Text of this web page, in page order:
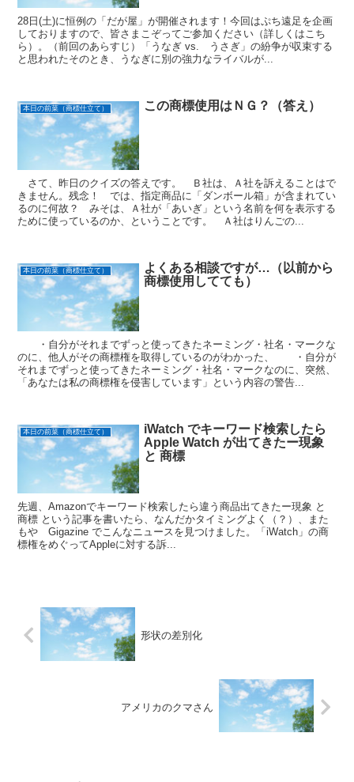
28日(土)に恒例の「だが屋」が開催されます！今回はぷち遠足を企画
しておりますので、皆さまこぞってご参加ください（詳しくはこち
ら）。（前回のあらすじ）「うなぎ vs. うさぎ」の紛争が収束する
と思われたそのとき、うなぎに別の強力なライバルが...
本日の前菜（商標仕立て） この商標使用はＮＧ？（答え）
さて、昨日のクイズの答えです。 Ｂ社は、Ａ社を訴えることはで
きません。残念！ では、指定商品に「ダンボール箱」が含まれてい
るのに何故？ みそは、Ａ社が「あいぎ」という名前を何を表示する
ために使っているのか、ということです。 Ａ社はりんごの...
本日の前菜（商標仕立て）
よくある相談ですが…（以前から
商標使用してても）
・自分がそれまでずっと使ってきたネーミング・社名・マークな
のに、他人がその商標権を取得しているのがわかった、 ・自分が
それまでずっと使ってきたネーミング・社名・マークなのに、突然、
「あなたは私の商標権を侵害しています」という内容の警告...
本日の前菜（商標仕立て）
iWatch でキーワード検索したら
Apple Watch が出てきたー現象
と 商標
先週、Amazonでキーワード検索したら違う商品出てきたー現象 と
商標 という記事を書いたら、なんだかタイミングよく（？）、また
もや Gigazine でこんなニュースを見つけました。「iWatch」の商
標権をめぐってAppleに対する訴...
形状の差別化
アメリカのクマさん